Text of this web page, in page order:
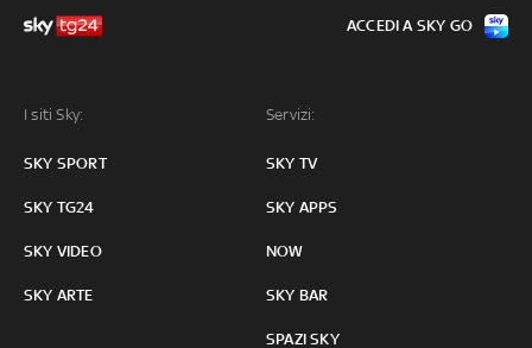
I siti Sky:
SKY SPORT
SKY TG24
SKY VIDEO
SKY ARTE
Servizi:
SKY TV
SKY APPS
NOW
SKY BAR
SPAZI SKY
ACCEDI A SKY GO